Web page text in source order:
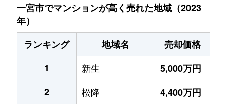
一宮市でマンションが高く売れた地域（2023
年）
ランキング
地域名
売却価格
1
新生
5,000万円
2
松降
4,400万円